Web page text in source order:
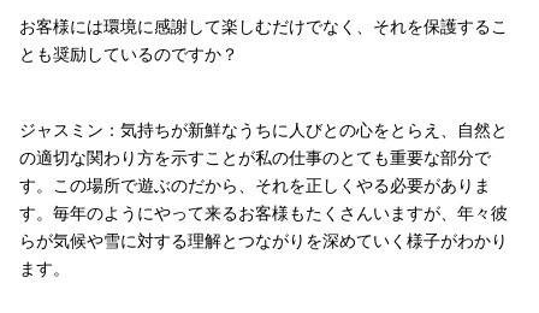
お客様には環境に感謝して楽しむだけでなく、それを保護するこ
とも奨励しているのですか？
ジャスミン：気持ちが新鮮なうちに人びとの心をとらえ、自然と
の適切な関わり方を示すことが私の仕事のとても重要な部分で
す。この場所で遊ぶのだから、それを正しくやる必要がありま
す。毎年のようにやって来るお客様もたくさんいますが、年々彼
らが気候や雪に対する理解とつながりを深めていく様子がわかり
ます。